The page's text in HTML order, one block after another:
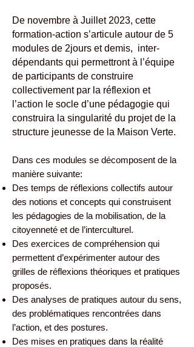
De novembre à Juillet 2023, cette
formation-action s’articule autour de 5
modules de 2jours et demis, inter-
dépendants qui permettront à l’équipe
de participants de construire
collectivement par la réflexion et
l’action le socle d’une pédagogie qui
construira la singularité du projet de la
structure jeunesse de la Maison Verte.
Dans ces modules se décomposent de la
manière suivante:
Des temps de réflexions collectifs autour
des notions et concepts qui construisent
les pédagogies de la mobilisation, de la
citoyenneté et de l’interculturel.
Des exercices de compréhension qui
permettent d’expérimenter autour des
grilles de réflexions théoriques et pratiques
proposés.
Des analyses de pratiques autour du sens,
des problématiques rencontrées dans
l’action, et des postures.
Des mises en pratiques dans la réalité